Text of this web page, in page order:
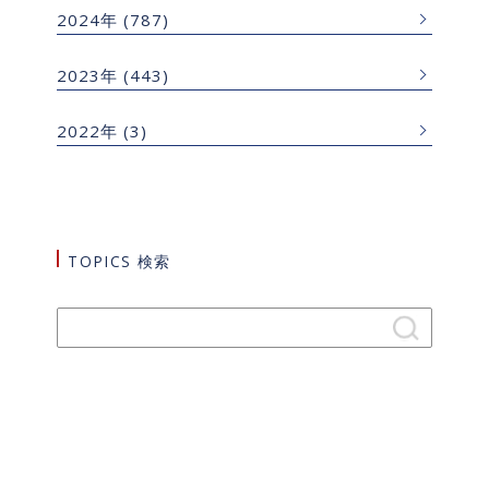
2024年 (787)
2023年 (443)
2022年 (3)
TOPICS 検索